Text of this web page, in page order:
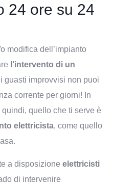
24 ore su 24
modifica dell’impianto
l’intervento di un
guasti improvvisi non puoi
corrente per giorni! In
quello che ti serve è
elettricista, come quello
a disposizione elettricisti
di intervenire